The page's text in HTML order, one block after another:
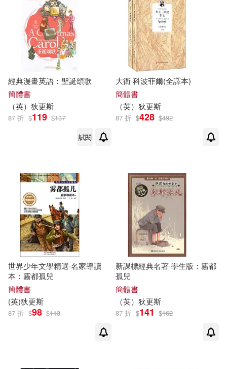
經典漫畫英語：聖誕頌歌
簡體書
（英） 狄更斯
87 折 $119 $137
試閱
大衛·科波菲爾(全譯本)
簡體書
（英） 狄更斯
87 折 $428 $492
世界少年文學精選·名家導讀
本：霧都孤兒
簡體書
(英)狄更斯
87 折 $98 $113
新課標經典名著·學生版：霧都
孤兒
簡體書
（英） 狄更斯
87 折 $141 $162